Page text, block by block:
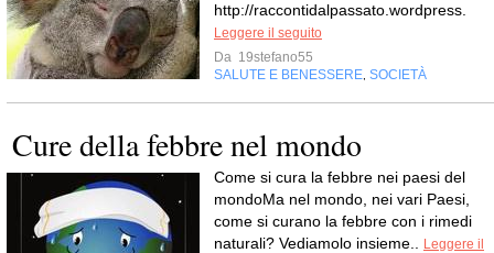
http://raccontidalpassato.wordpress.
Leggere il seguito
Da 19stefano55
SALUTE E BENESSERE SOCIETÀ
Cure della febbre nel mondo
Come si cura la febbre nei paesi del
mondoMa nel mondo, nei vari Paesi,
come si curano la febbre con i rimedi
naturali? Vediamolo insieme..
Leggere il